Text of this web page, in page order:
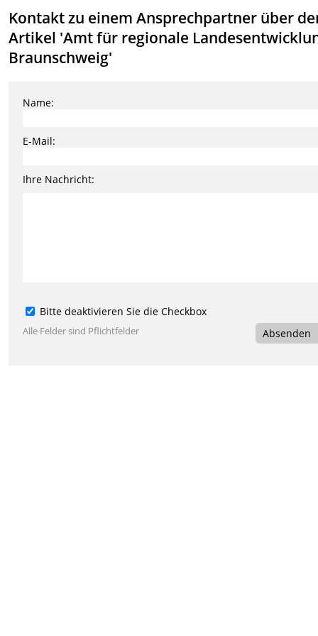
Kontakt zu einem Ansprechpartner über
Artikel 'Amt für regionale
Braunschweig'
Name:
E-Mail:
Ihre Nachricht:
Bitte deaktivieren Sie die Checkbox
Alle Felder sind Pflichtfelder Absenden